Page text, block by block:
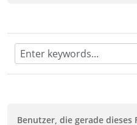
Benutzer, die gerade dieses